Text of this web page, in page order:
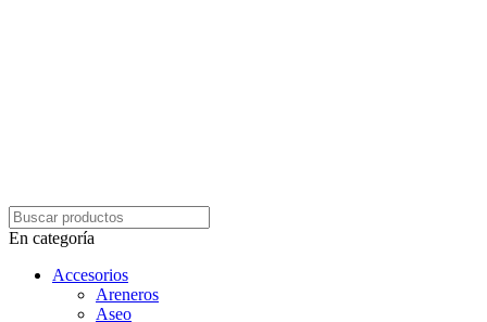
En categoría
Accesorios
Areneros
Aseo